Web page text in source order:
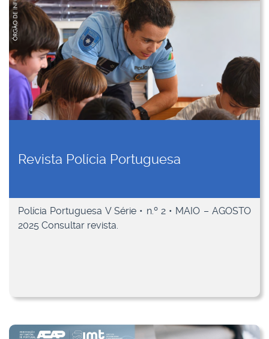
Revista Polícia Portuguesa
Polícia Portuguesa V Série • n.º 2 • MAIO – AGOSTO
2025 Consultar revista.